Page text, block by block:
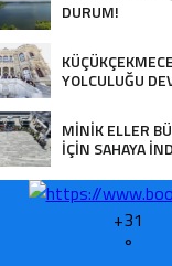
DURUM!
YOLCULUĞU
MİNİK ELLER
İÇİN SAHAYA
+31
°